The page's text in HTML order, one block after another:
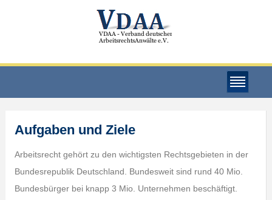
Aufgaben und Ziele
Arbeitsrecht gehört zu den wichtigsten Rechtsgebieten in der
Bundesrepublik Deutschland. Bundesweit sind rund 40 Mio.
Bundesbürger bei knapp 3 Mio. Unternehmen beschäftigt.